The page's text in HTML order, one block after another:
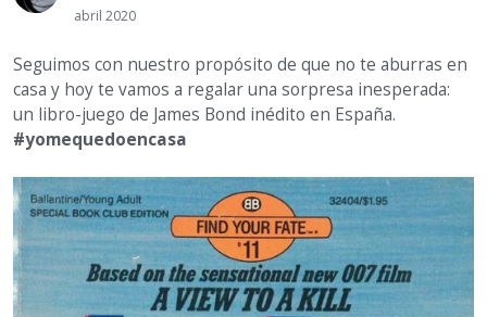
abril 2020
Seguimos con nuestro propósito de que no te aburras en
casa y hoy te vamos a regalar una sorpresa inesperada:
un libro-juego de James Bond inédito en España.
#yomequedoencasa